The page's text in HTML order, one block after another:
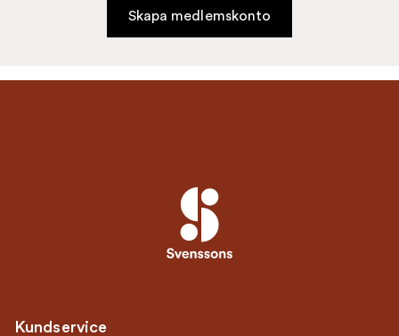
Skapa medlemskonto
Kundservice